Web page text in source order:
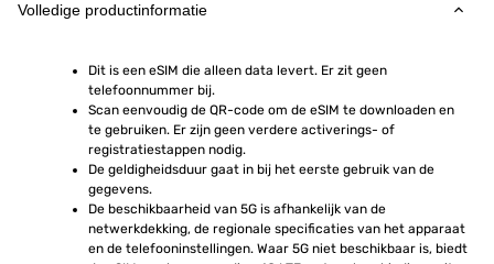
Volledige productinformatie
Dit is een eSIM die alleen data levert. Er zit geen
telefoonnummer bij.
Scan eenvoudig de QR-code om de eSIM te downloaden en
te gebruiken. Er zijn geen verdere activerings- of
registratiestappen nodig.
De geldigheidsduur gaat in bij het eerste gebruik van de
gegevens.
De beschikbaarheid van 5G is afhankelijk van de
netwerkdekking, de regionale specificaties van het apparaat
en de telefooninstellingen. Waar 5G niet beschikbaar is, biedt